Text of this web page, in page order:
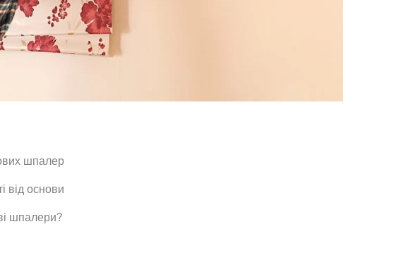
шпалер
від основи
шпалери?